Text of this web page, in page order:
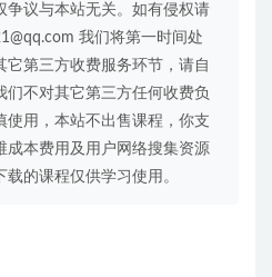
争议与本站无关。如有侵权请
我们将第一时间处
它第三方收费服务环节，请自
们不对其它第三方任何收费负
使用，本站不出售课程，你支
成本费用及用户网络搜集资源
的课程仅供学习使用。